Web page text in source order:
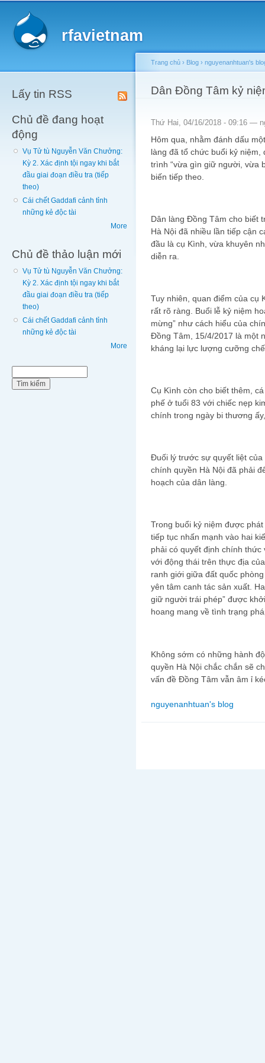
rfavietnam
Lấy tin RSS
Chủ đề đang hoạt
động
Vụ Tử tù Nguyễn Văn Chưởng:
Kỳ 2. Xác định tội ngay khi bắt
đầu giai đoạn điều tra (tiếp
theo)
Cái chết Gaddafi cảnh tỉnh
những kẻ độc tài
More
Chủ đề thảo luận mới
Vụ Tử tù Nguyễn Văn Chưởng:
Kỳ 2. Xác định tội ngay khi bắt
đầu giai đoạn điều tra (tiếp
theo)
Cái chết Gaddafi cảnh tỉnh
những kẻ độc tài
More
You are here
Trang chủ › Blog › nguyenanhtuan's
Dân Đồng Tâm kỷ
Thứ Hai, 04/16/2018 - 09:16 —
Hôm qua, nhằm đánh dấu
làng đã tổ chức buổi kỷ
trình “vừa gìn giữ người, vừa
biến tiếp theo.
Dân làng Đồng Tâm cho biết
Hà Nội đã nhiều lần tiếp cận
đầu là cụ Kình, vừa khuyên
diễn ra.
Tuy nhiên, quan điểm của cụ
rất rõ ràng. Buổi lễ kỷ niệm
mừng” như cách hiểu của
Đồng Tâm, 15/4/2017 là một
kháng lại lực lượng cưỡng
Cụ Kình còn cho biết thêm,
phế ở tuổi 83 với chiếc nẹp
chính trong ngày bi thương
Đuối lý trước sự quyết liệt
chính quyền Hà Nội đã phải
hoạch của dân làng.
Trong buổi kỷ niệm được
tiếp tục nhấn mạnh vào hai
phải có quyết định chính
với động thái trên thực địa
ranh giới giữa đất quốc
yên tâm canh tác sản xuất.
giữ người trái phép” được
hoang mang về tình trạng
Không sớm có những hành
quyền Hà Nội chắc chắn sẽ
vấn đề Đồng Tâm vẫn âm ỉ
nguyenanhtuan's blog